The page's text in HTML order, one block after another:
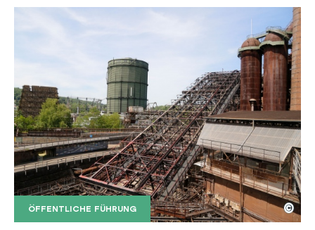
ÖFFENTLICHE FÜHRUNG
Der Erzschrägaufzug der Völklinger Hütte mit
Copyright: Weltkulturerbe Völklinger Hütte | Karl
©